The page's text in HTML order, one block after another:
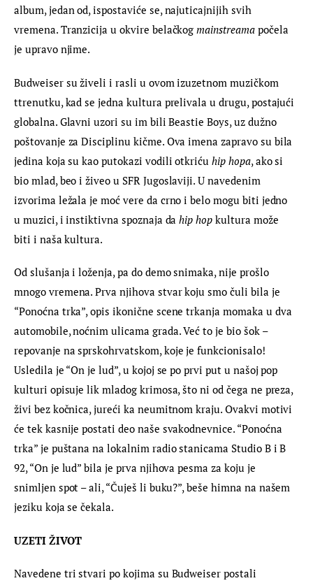
album, jedan od, ispostaviće se, najuticajnijih svih
vremena. Tranzicija u okvire belačkog mainstreama počela
je upravo njime.
Budweiser su živeli i rasli u ovom izuzetnom muzičkom
ttrenutku, kad se jedna kultura prelivala u drugu, postajući
globalna. Glavni uzori su im bili Beastie Boys, uz dužno
poštovanje za Disciplinu kičme. Ova imena zapravo su bila
jedina koja su kao putokazi vodili otkriću hip hopa, ako si
bio mlad, beo i živeo u SFR Jugoslaviji. U navedenim
izvorima ležala je moć vere da crno i belo mogu biti jedno
u muzici, i instiktivna spoznaja da hip hop kultura može
biti i naša kultura.
Od slušanja i loženja, pa do demo snimaka, nije prošlo
mnogo vremena. Prva njihova stvar koju smo čuli bila je
“Ponoćna trka”, opis ikonične scene trkanja momaka u dva
automobile, noćnim ulicama grada. Već to je bio šok –
repovanje na sprskohrvatskom, koje je funkcionisalo!
Usledila je “On je lud”, u kojoj se po prvi put u našoj pop
kulturi opisuje lik mladog krimosa, što ni od čega ne preza,
živi bez kočnica, jureći ka neumitnom kraju. Ovakvi motivi
će tek kasnije postati deo naše svakodnevnice. “Ponoćna
trka” je puštana na lokalnim radio stanicama Studio B i B
92, “On je lud” bila je prva njihova pesma za koju je
snimljen spot – ali, “Čuješ li buku?”, beše himna na našem
jeziku koja se čekala.
UZETI ŽIVOT
Navedene tri stvari po kojima su Budweiser postali